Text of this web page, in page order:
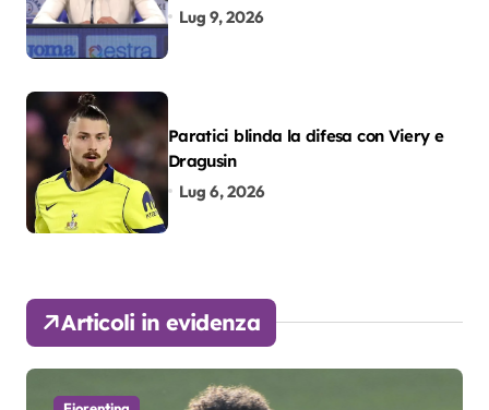
colpo”
Lug 9, 2026
Paratici blinda la difesa con Viery e
Dragusin
Lug 6, 2026
Articoli in evidenza